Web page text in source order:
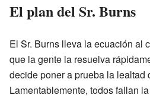
El plan del Sr. Burns
El Sr. Burns lleva la ecuación al
que la gente la resuelva
decide poner a prueba la lealtad
Lamentablemente, todos fallan